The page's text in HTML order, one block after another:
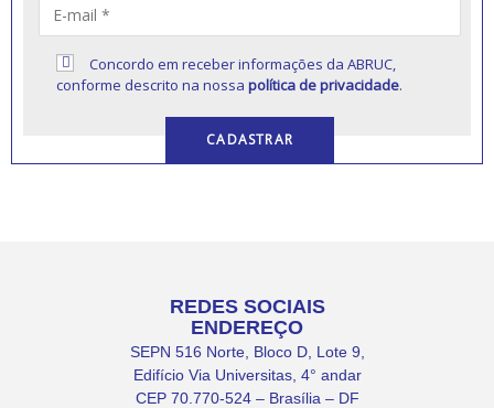
Concordo em receber informações da ABRUC,
conforme descrito na nossapolítica de privacidade.
REDES SOCIAIS
ENDEREÇO
SEPN 516 Norte, Bloco D, Lote 9,
Edifício Via Universitas, 4° andar
CEP 70.770-524 – Brasília – DF